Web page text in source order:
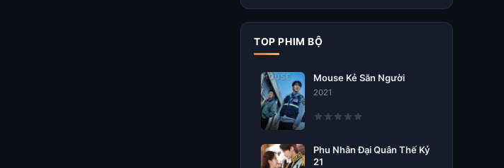
TOP PHIM BỘ
Mouse Kẻ Săn Người
2021
Phu Nhân Đại Quân Thế Kỷ
21